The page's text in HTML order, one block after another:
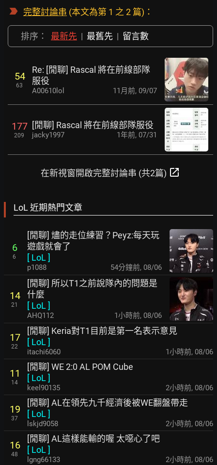
完整討論串 (本文為第 1 之 2 篇)：
排序： 最新先 | 最舊先 | 留言數
54
63
Re: [閒聊] Rascal 將在前線部隊
服役
A00610lol 11月前, 09/07
177
209
[閒聊] Rascal 將在前線部隊服役
jacky1997 1年前, 07/31
在新視窗開啟完整討論串 (共2篇) open_in_new
LoL 近期熱門文章
6
6
[閒聊] 燼的走位練習？Peyz:每天玩
遊戲就會了
[ LoL]
p1088 54分鐘前, 08/06
14
21
[閒聊] 所以T1之前說隊內的問題是
什麼
[ LoL]
AHQ112 1小時前, 08/06
17
22
[閒聊] Keria對T1目前是第一名表示意見
[ LoL]
itachi6060 1小時前, 08/06
11
14
[閒聊] WE 2:0 AL POM Cube
[ LoL]
keel90135 2小時前, 08/06
19
37
[閒聊] AL在領先九千經濟後被WE翻盤帶走
[ LoL]
lskjd9058 2小時前, 08/06
16
48
[閒聊] AL這樣能輸的喔 太噁心了吧
[ LoL]
lgng66133 2小時前, 08/06